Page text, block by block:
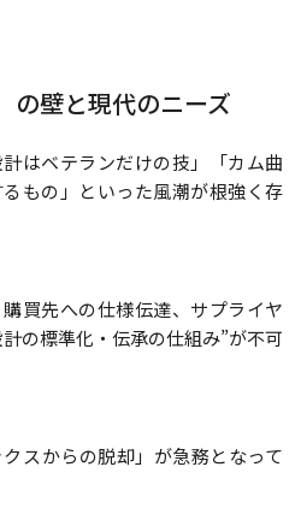
の壁と現代のニーズ
はベテランだけの技」「カム曲
もの」といった風潮が根強く存
買先への仕様伝達、サプライヤ
の標準化・伝承の仕組み”が不可
スからの脱却」が急務となって